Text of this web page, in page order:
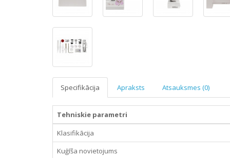
Specifikācija Apraksts Atsauksmes (0)
Tehniskie parametri
Klasifikācija
Kuģīša novietojums